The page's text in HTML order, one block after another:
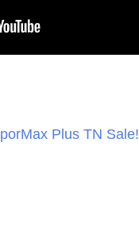
Plus TN Sale!